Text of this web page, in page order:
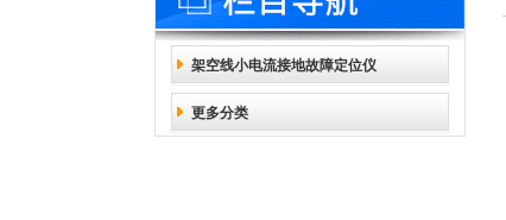
架空线小电流接地故障定位仪
更多分类